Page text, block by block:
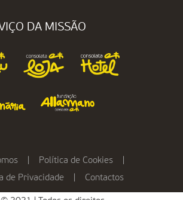
DA MISSÃO
Política de Cookies
de Privacidade
Contactos